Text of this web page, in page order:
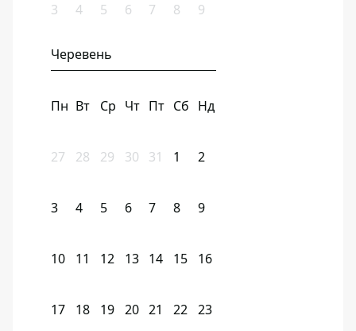
3 4 5 6 7 8 9
Черевень
Пн Вт Ср Чт Пт Сб Нд
27 28 29 30 31 1 2
3 4 5 6 7 8 9
10 11 12 13 14 15 16
17 18 19 20 21 22 23